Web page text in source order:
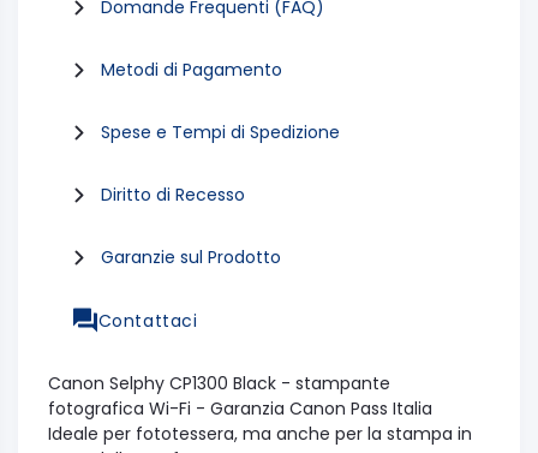
Domande Frequenti (FAQ)
Metodi di Pagamento
Spese e Tempi di Spedizione
Diritto di Recesso
Garanzie sul Prodotto
Contattaci
Canon Selphy CP1300 Black - stampante
fotografica Wi-Fi - Garanzia Canon Pass Italia
Ideale per fototessera, ma anche per la stampa in